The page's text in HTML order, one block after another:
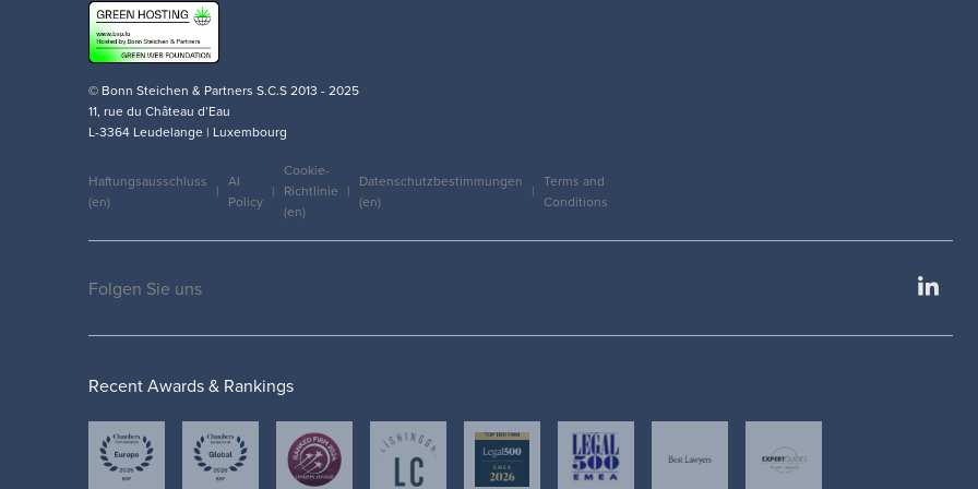
© Bonn Steichen & Partners S.C.S 2013 - 2025
11, rue du Château d’Eau
L-3364 Leudelange | Luxembourg
Legal
Haftungsausschluss
(en)
AI
Policy
Cookie-
Richtlinie
(en)
Datenschutzbestimmungen
(en)
Terms and
Conditions
Social
medias
Folgen Sie uns
Recent Awards & Rankings